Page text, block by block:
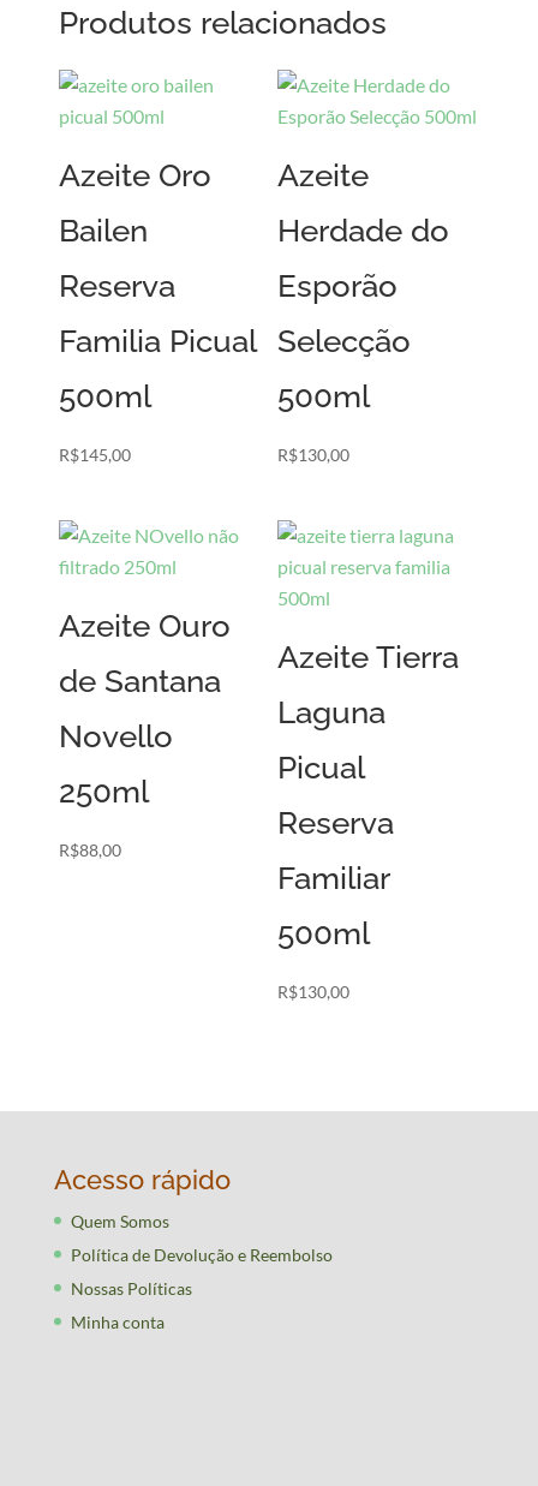
Produtos relacionados
Azeite Oro
Bailen
Reserva
Familia Picual
500ml
R$145,00
Azeite
Herdade do
Esporão
Selecção
500ml
R$130,00
Azeite Ouro
de Santana
Novello
250ml
R$88,00
Azeite Tierra
Laguna
Picual
Reserva
Familiar
500ml
R$130,00
Acesso rápido
Quem Somos
Política de Devolução e Reembolso
Nossas Políticas
Minha conta